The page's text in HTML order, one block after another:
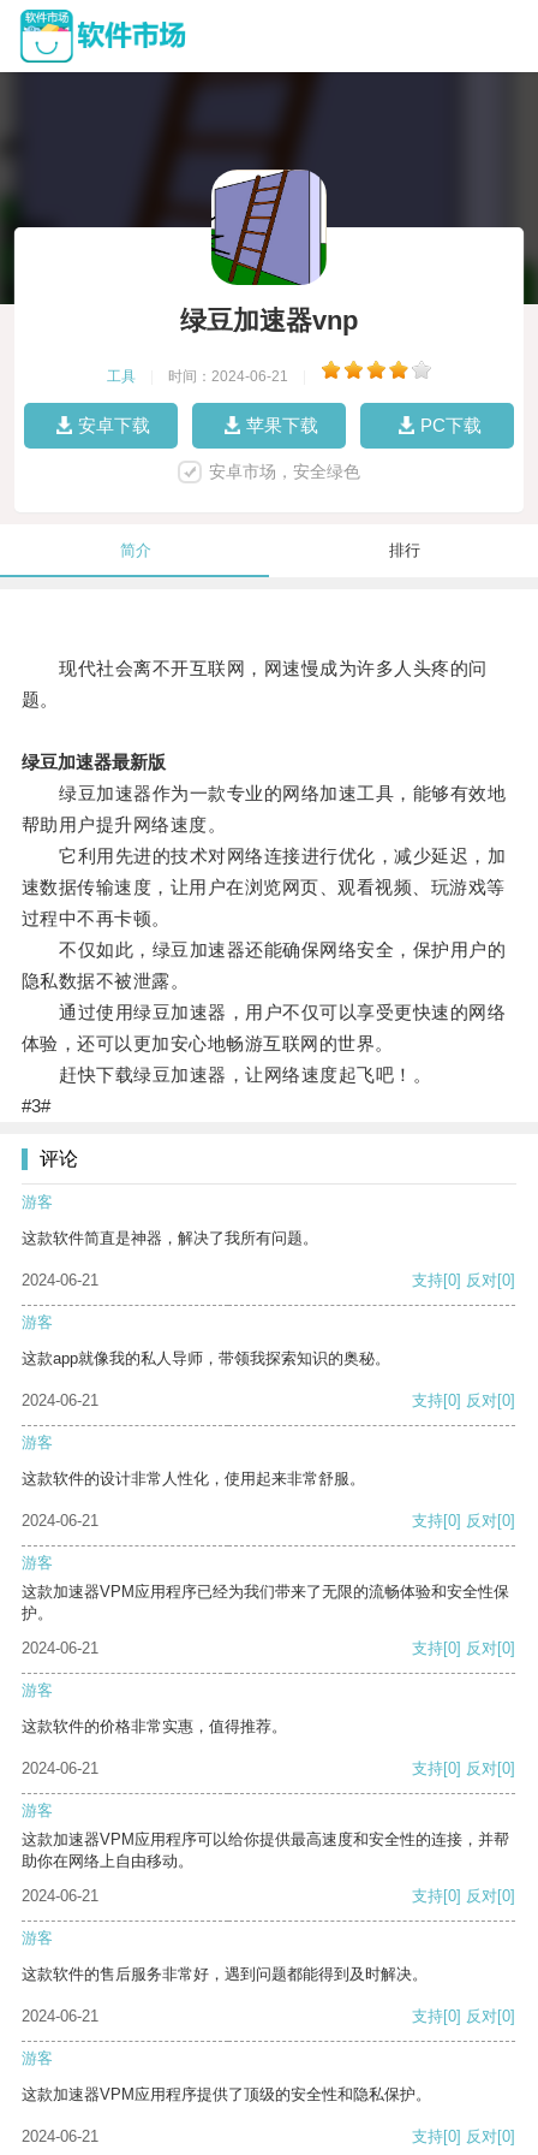
绿豆加速器vnp
工具 时间：2024-06-21
安卓下载 苹果下载 PC下载
安卓市场，安全绿色
简介 排行
现代社会离不开互联网，网速慢成为许多人头疼的问
题。
绿豆加速器最新版
绿豆加速器作为一款专业的网络加速工具，能够有效地
帮助用户提升网络速度。
它利用先进的技术对网络连接进行优化，减少延迟，加
速数据传输速度，让用户在浏览网页、观看视频、玩游戏等
过程中不再卡顿。
不仅如此，绿豆加速器还能确保网络安全，保护用户的
隐私数据不被泄露。
通过使用绿豆加速器，用户不仅可以享受更快速的网络
体验，还可以更加安心地畅游互联网的世界。
赶快下载绿豆加速器，让网络速度起飞吧！。
#3#
评论
游客
这款软件简直是神器，解决了我所有问题。
2024-06-21 支持[0] 反对[0]
游客
这款app就像我的私人导师，带领我探索知识的奥秘。
2024-06-21 支持[0] 反对[0]
游客
这款软件的设计非常人性化，使用起来非常舒服。
2024-06-21 支持[0] 反对[0]
游客
这款加速器VPM应用程序已经为我们带来了无限的流畅体验和安全性保
护。
2024-06-21
支持[0] 反对[0]
游客
这款软件的价格非常实惠，值得推荐。
2024-06-21 支持[0] 反对[0]
游客
这款加速器VPM应用程序可以给你提供最高速度和安全性的连接，并帮
助你在网络上自由移动。
2024-06-21
支持[0] 反对[0]
游客
这款软件的售后服务非常好，遇到问题都能得到及时解决。
2024-06-21 支持[0] 反对[0]
游客
这款加速器VPM应用程序提供了顶级的安全性和隐私保护。
2024-06-21 支持[0] 反对[0]